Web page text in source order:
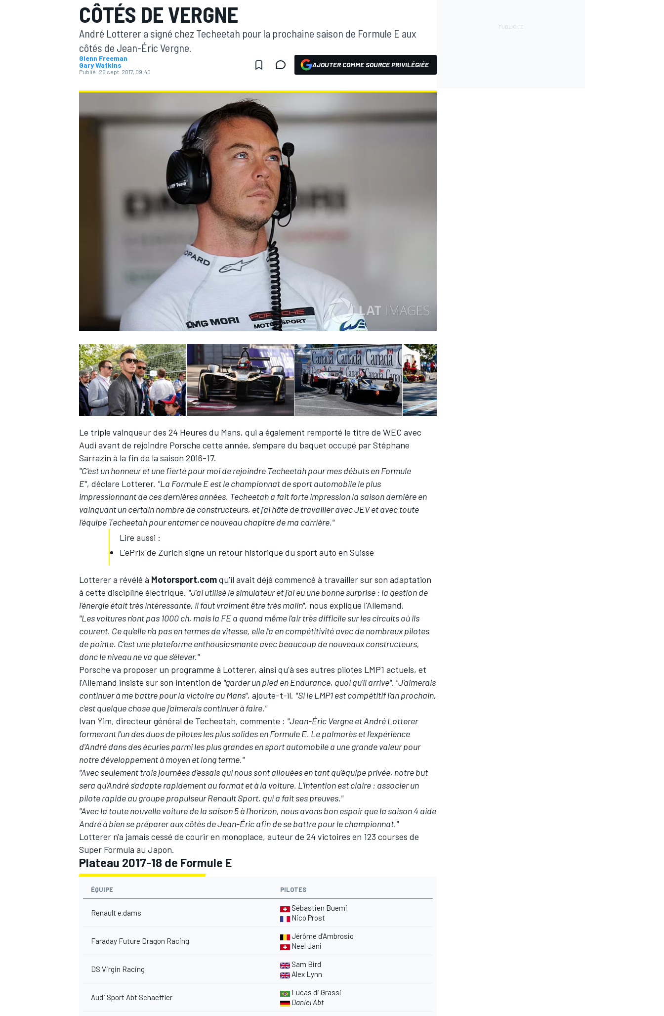
MOTOGP
WEC
AUTRES CHAMPIONNATS
CÔTÉS DE VERGNE
André Lotterer a signé chez Techeetah pour la prochaine saison de Formule E aux
côtés de Jean-Éric Vergne.
Glenn Freeman
Gary Watkins
Publié: 26 sept. 2017, 09:40
AJOUTER COMME SOURCE PRIVILÉGIÉE
Le triple vainqueur des 24 Heures du Mans, qui a également remporté le titre de WEC avec
Audi avant de rejoindre Porsche cette année, s'empare du baquet occupé par Stéphane
Sarrazin à la fin de la saison 2016-17.
"C'est un honneur et une fierté pour moi de rejoindre Techeetah pour mes débuts en Formule
E", déclare Lotterer. "La Formule E est le championnat de sport automobile le plus
impressionnant de ces dernières années. Techeetah a fait forte impression la saison dernière en
vainquant un certain nombre de constructeurs, et j'ai hâte de travailler avec JEV et avec toute
l'équipe Techeetah pour entamer ce nouveau chapitre de ma carrière."
Lire aussi :
L'ePrix de Zurich signe un retour historique du sport auto en Suisse
Lotterer a révélé à Motorsport.comqu'il avait déjà commencé à travailler sur son adaptation
à cette discipline électrique. "J'ai utilisé le simulateur et j'ai eu une bonne surprise : la gestion de
l'énergie était très intéressante, il faut vraiment être très malin", nous explique l'Allemand.
"Les voitures n'ont pas 1000 ch, mais la FE a quand même l'air très difficile sur les circuits où ils
courent. Ce qu'elle n'a pas en termes de vitesse, elle l'a en compétitivité avec de nombreux pilotes
de pointe. C'est une plateforme enthousiasmante avec beaucoup de nouveaux constructeurs,
donc le niveau ne va que s'élever."
Porsche va proposer un programme à Lotterer, ainsi qu'à ses autres pilotes LMP1 actuels, et
l'Allemand insiste sur son intention de "garder un pied en Endurance, quoi qu'il arrive". "J'aimerais
continuer à me battre pour la victoire au Mans", ajoute-t-il. "Si le LMP1 est compétitif l'an prochain,
c'est quelque chose que j'aimerais continuer à faire."
Ivan Yim, directeur général de Techeetah, commente : "Jean-Éric Vergne et André Lotterer
formeront l'un des duos de pilotes les plus solides en Formule E. Le palmarès et l'expérience
d'André dans des écuries parmi les plus grandes en sport automobile a une grande valeur pour
notre développement à moyen et long terme."
"Avec seulement trois journées d'essais qui nous sont allouées en tant qu'équipe privée, notre but
sera qu'André s'adapte rapidement au format et à la voiture. L'intention est claire : associer un
pilote rapide au groupe propulseur Renault Sport, qui a fait ses preuves."
"Avec la toute nouvelle voiture de la saison 5 à l'horizon, nous avons bon espoir que la saison 4 aide
André à bien se préparer aux côtés de Jean-Éric afin de se battre pour le championnat."
Lotterer n'a jamais cessé de courir en monoplace, auteur de 24 victoires en 123 courses de
Super Formula au Japon.
Plateau 2017-18 de Formule E
ÉQUIPE PILOTES
Renault e.dams
Sébastien Buemi
Nico Prost
Faraday Future Dragon Racing
Jérôme d'Ambrosio
Neel Jani
DS Virgin Racing
Sam Bird
Alex Lynn
Audi Sport Abt Schaeffler
Lucas di Grassi
Daniel Abt